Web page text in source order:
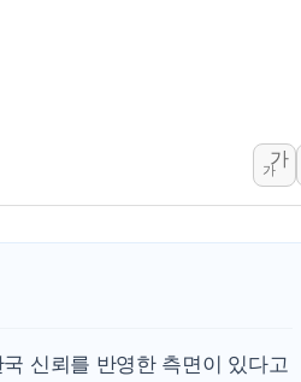
금값 7주 만에 최고…美 고용
[베트남 증시] 지수 하락 속
'월가의 황제' 다이먼 "금융
양주 섬유염색공장서 화재 1
김정관 산업부 장관 "주 52시
우크라 드론 전술, 중남미 콜
가
가
신뢰를 반영한 측면이 있다고